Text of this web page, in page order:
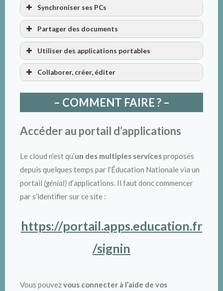
Synchroniser ses PCs
Partager des documents
Utiliser des applications portables
Collaborer, créer, éditer
– COMMENT FAIRE ? –
Accéder au portail d’applications
Le cloud n’est qu’un des multiples servicesproposés
depuis quelques temps par l’Éducation Nationale via un
portail (génial)d’applications. Il faut donc commencer
par s’identifier sur ce site :
https://portail.apps.education.fr
/signin
Vous pouvezvous connecter à l’aide de vos